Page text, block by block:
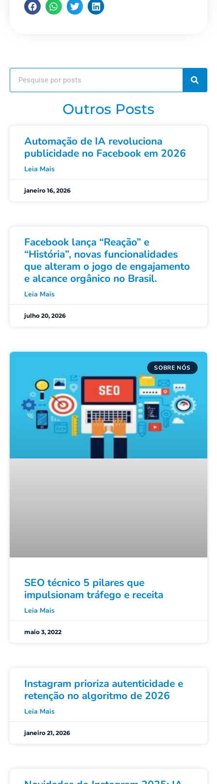
Outros Posts
Automação de IA revoluciona
publicidade no Facebook em 2026
Leia Mais
janeiro 16, 2026
Facebook lança “Reação” e
“História”, novas funcionalidades
que alteram o jogo de engajamento
e alcance orgânico no Brasil.
Leia Mais
julho 20, 2026
SOBRE NÓS
SEO técnico 5 pilares que
impulsionam tráfego e receita
Leia Mais
maio 3, 2022
Instagram prioriza autenticidade e
retenção no algoritmo de 2026
Leia Mais
janeiro 21, 2026